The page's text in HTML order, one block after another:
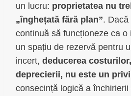
un lucru: proprietatea nu
„înghețată fără plan”. Dacă
continuă să funcționeze ca o
un spațiu de rezervă pentru
incert, deducerea
deprecierii, nu este un
consecință logică a